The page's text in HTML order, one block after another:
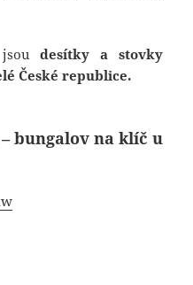
jsoudesítky a stovky
České republice.
bungalov na klíč u